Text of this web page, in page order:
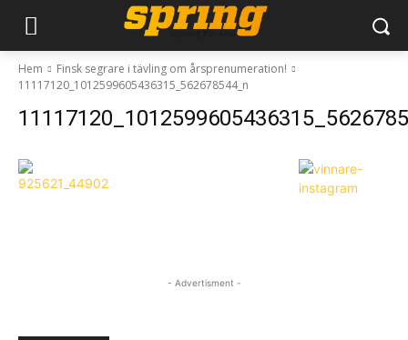
Hem
Finsk segrare i tävling om årsprenumeration!
11117120_1012599605436315_562678544_n
- Advertisment -